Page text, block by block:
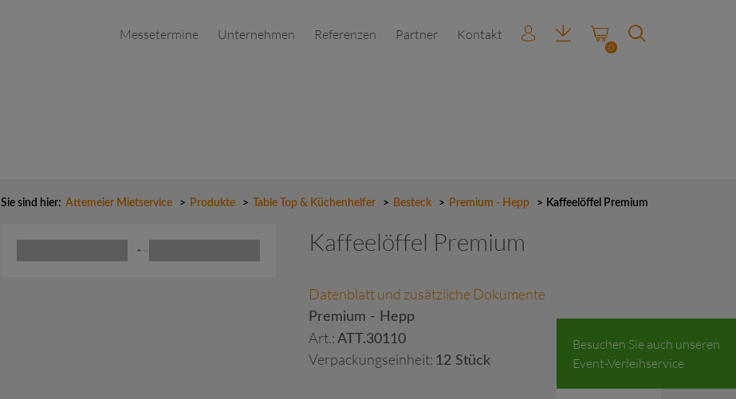
Messetermine Unternehmen Referenzen Partner Kontakt
0
Besuchen Sie auch unseren
Event-Verleihservice
Sie sind hier: Attemeier Mietservice > Produkte > Table Top & Küchenhelfer > Besteck > Premium - Hepp > Kaffeelöffel Premium
Kaffeelöffel Premium
Datenblatt und zusätzliche Dokumente
Premium - Hepp
Art.: ATT.30110
Verpackungseinheit: 12 Stück